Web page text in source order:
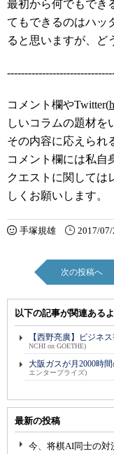
最初から何でもでき
てもできるのはハッ
ると思いますが、ど
コメント欄やTwitter(
しいコラムの題材を
その内容に応えられ
コメント欄には私自
クエストに関しては
しくお願いします。
手塚規雄 2017/
次の投稿へ
以下の記事が関連ある
【西野亮廣】ビジネ
NCHI on GOETHE)
大阪ガスが月2000時
エンタープライズ)
最新の投稿
今、将棋AI同士の対